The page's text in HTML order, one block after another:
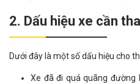
2. Dấu hiệu xe cần
Dưới đây là một số dấu hiệu cho
Xe đã đi quá quãng đường